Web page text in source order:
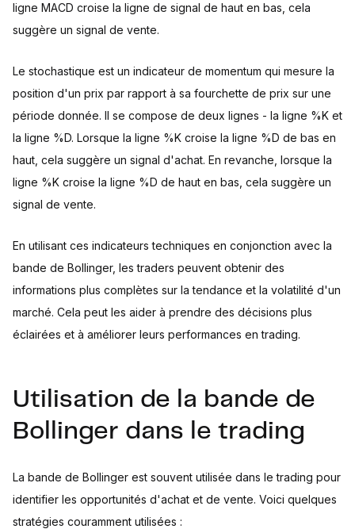
ligne MACD croise la ligne de signal de haut en bas, cela
suggère un signal de vente.
Le stochastique est un indicateur de momentum qui mesure la
position d'un prix par rapport à sa fourchette de prix sur une
période donnée. Il se compose de deux lignes - la ligne %K et
la ligne %D. Lorsque la ligne %K croise la ligne %D de bas en
haut, cela suggère un signal d'achat. En revanche, lorsque la
ligne %K croise la ligne %D de haut en bas, cela suggère un
signal de vente.
En utilisant ces indicateurs techniques en conjonction avec la
bande de Bollinger, les traders peuvent obtenir des
informations plus complètes sur la tendance et la volatilité d'un
marché. Cela peut les aider à prendre des décisions plus
éclairées et à améliorer leurs performances en trading.
Utilisation de la bande de
Bollinger dans le trading
La bande de Bollinger est souvent utilisée dans le trading pour
identifier les opportunités d'achat et de vente. Voici quelques
stratégies couramment utilisées :